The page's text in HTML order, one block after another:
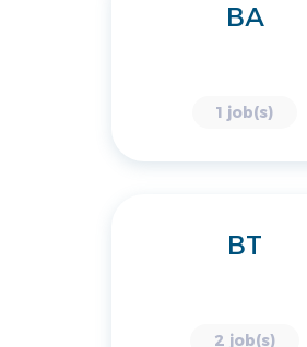
BA
1 job(s)
BT
2 job(s)